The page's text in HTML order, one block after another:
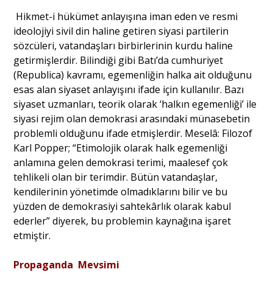
Hikmet-i hükümet anlayışına iman eden ve resmi
ideolojiyi sivil din haline getiren siyasi partilerin
sözcüleri, vatandaşları birbirlerinin kurdu haline
getirmişlerdir. Bilindiği gibi Batı’da cumhuriyet
(Republica) kavramı, egemenliğin halka ait olduğunu
esas alan siyaset anlayışını ifade için kullanılır. Bazı
siyaset uzmanları, teorik olarak ‘halkın egemenliği’ ile
siyasi rejim olan demokrasi arasındaki münasebetin
problemli olduğunu ifade etmişlerdir. Meselâ: Filozof
Karl Popper; “Etimolojik olarak halk egemenliği
anlamına gelen demokrasi terimi, maalesef çok
tehlikeli olan bir terimdir. Bütün vatandaşlar,
kendilerinin yönetimde olmadıklarını bilir ve bu
yüzden de demokrasiyi sahtekârlık olarak kabul
ederler” diyerek, bu problemin kaynağına işaret
etmiştir.
Propaganda Mevsimi